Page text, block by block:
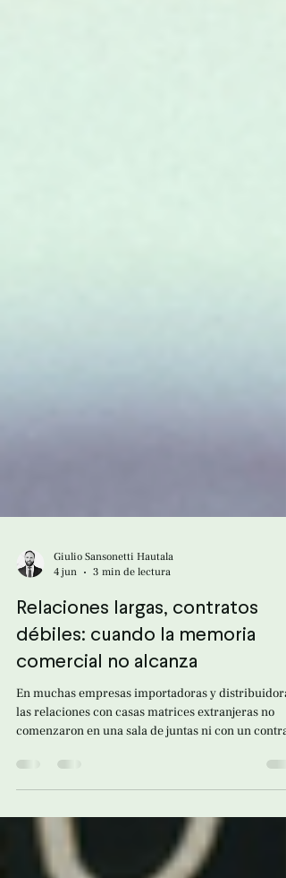
Giulio Sansonetti Hautala
3 min de lectura
Relaciones largas, contratos
débiles: cuando la memoria
comercial no alcanza
En muchas empresas importadoras y
las relaciones con casas matrices extranjeras no
sofisticado. Comenzaron con una oportunidad: una
feria internacional, una primera orden o una
conversación entre empresarios que, aun sin